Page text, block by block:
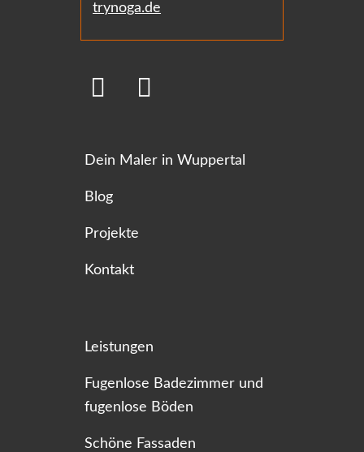
trynoga.de
Dein Maler in Wuppertal
Blog
Projekte
Kontakt
Leistungen
Fugenlose Badezimmer und
fugenlose Böden
Schöne Fassaden